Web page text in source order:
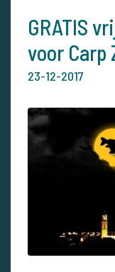
GRATIS
voor Carp
23-12-2017